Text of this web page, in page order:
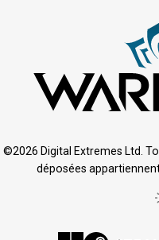
©2026 Digital Extremes Ltd.
déposées